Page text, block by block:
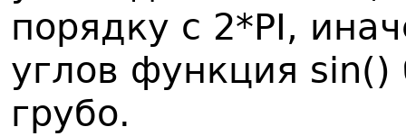
порядку с 2*PI,
углов функция sin()
грубо.